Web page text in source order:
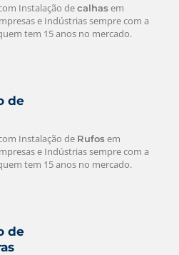
Instalação decalhasem
e Indústrias sempre com a
tem 15 anos no mercado.
de
Instalação de Rufosem
e Indústrias sempre com a
tem 15 anos no mercado.
de